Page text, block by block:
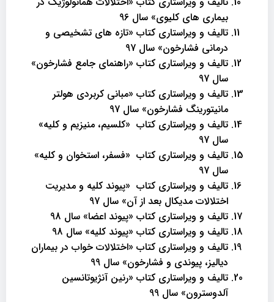
بیماری های کلیوی» سال 96
تالیف و ویراستاری کتاب «تازه های تشخیصی و
درمانی فشارخون» سال 97
تالیف و ویراستاری کتاب «راهنمای جامع فشارخون»
سال 97
تالیف و ویراستاری کتاب «مبانی کربردی هولتر
مانیتورینگ فشارخون» سال 97
تالیف و ویراستاری کتاب «کلسیم، منیزیم و کلیه»
سال 97
تالیف و ویراستاری کتاب «فسفر، استخوان و کلیه»
سال 97
تالیف و ویراستاری کتاب «پیوند کلیه و مدیریت
اختلالات مدیکال بعد از آن» سال 97
تالیف و ویراستاری کتاب «پیوند اعضا» سال 98
تالیف و ویراستاری کتاب «پیوند کلیه» سال 98
تالیف و ویراستاری کتاب «اختلالات خواب در بیماران
دیالیز، پیوندی و فشارخون» سال 99
تالیف و ویراستاری کتاب «رنین آنژیوتانسین
آلدوسترون» سال 99